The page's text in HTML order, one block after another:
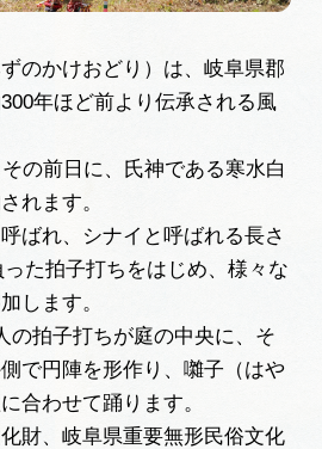
観光エリアガイド
タベース
事業者の皆様へ
イブラリー
イブラリー
のかけおどり）は、岐阜県郡
年ほど前より伝承される風
の前日に、氏神である寒水白
れます。
ばれ、シナイと呼ばれる長さ
た拍子打ちをはじめ、様々な
します。
の拍子打ちが庭の中央に、そ
で円陣を形作り、囃子（はや
合わせて踊ります。
財、岐阜県重要無形民俗文化